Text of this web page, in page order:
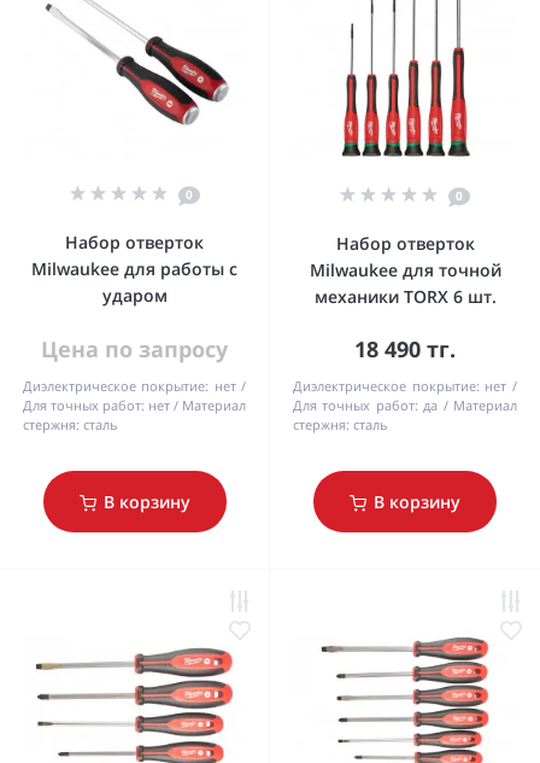
0
Набор отверток
Milwaukee для работы с
ударом
Цена по запросу
Диэлектрическое покрытие: нет
Для точных работ: нет
Материал
стержня: сталь
В корзину
0
Набор отверток
Milwaukee для точной
механики TORX 6 шт.
18 490 тг.
Диэлектрическое покрытие: нет
Для точных работ: да
Материал
стержня: сталь
В корзину